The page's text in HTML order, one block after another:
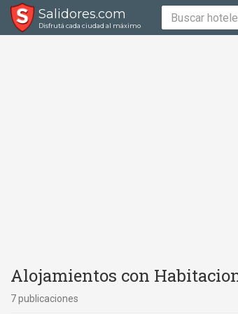
Salidores.com
Disfrutá cada ciudad al máximo
Alojamientos con
7 publicaciones